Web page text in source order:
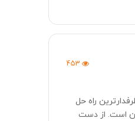
453
راه حل
است. از دست